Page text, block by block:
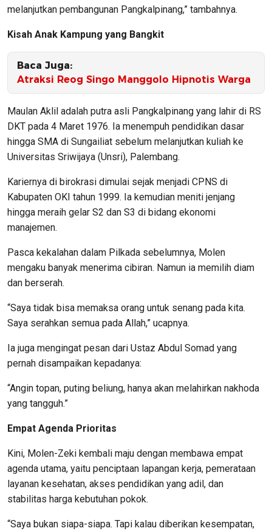
melanjutkan pembangunan Pangkalpinang,” tambahnya.
Kisah Anak Kampung yang Bangkit
Baca Juga:
Atraksi Reog Singo Manggolo Hipnotis Warga
Maulan Aklil adalah putra asli Pangkalpinang yang lahir di RS
DKT pada 4 Maret 1976. Ia menempuh pendidikan dasar
hingga SMA di Sungailiat sebelum melanjutkan kuliah ke
Universitas Sriwijaya (Unsri), Palembang.
Kariernya di birokrasi dimulai sejak menjadi CPNS di
Kabupaten OKI tahun 1999. Ia kemudian meniti jenjang
hingga meraih gelar S2 dan S3 di bidang ekonomi
manajemen.
Pasca kekalahan dalam Pilkada sebelumnya, Molen
mengaku banyak menerima cibiran. Namun ia memilih diam
dan berserah.
“Saya tidak bisa memaksa orang untuk senang pada kita.
Saya serahkan semua pada Allah,” ucapnya.
Ia juga mengingat pesan dari Ustaz Abdul Somad yang
pernah disampaikan kepadanya:
“Angin topan, puting beliung, hanya akan melahirkan nakhoda
yang tangguh.”
Empat Agenda Prioritas
Kini, Molen-Zeki kembali maju dengan membawa empat
agenda utama, yaitu penciptaan lapangan kerja, pemerataan
layanan kesehatan, akses pendidikan yang adil, dan
stabilitas harga kebutuhan pokok.
“Saya bukan siapa-siapa. Tapi kalau diberikan kesempatan,